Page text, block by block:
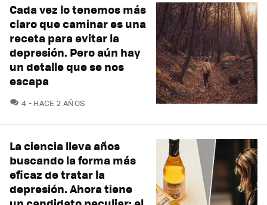
Cada vez lo tenemos más
claro que caminar es una
receta para evitar la
depresión. Pero aún hay
un detalle que se nos
escapa
4 COMENTARIOS
HACE 2 AÑOS
La ciencia lleva años
buscando la forma más
eficaz de tratar la
depresión. Ahora tiene